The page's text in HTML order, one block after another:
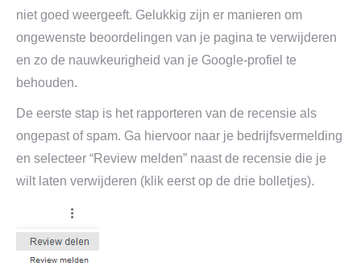
niet goed weergeeft. Gelukkig zijn er manieren om
ongewenste beoordelingen van je pagina te verwijderen
en zo de nauwkeurigheid van je Google-profiel te
behouden.
De eerste stap is het rapporteren van de recensie als
ongepast of spam. Ga hiervoor naar je bedrijfsvermelding
en selecteer “Review melden” naast de recensie die je
wilt laten verwijderen (klik eerst op de drie bolletjes).